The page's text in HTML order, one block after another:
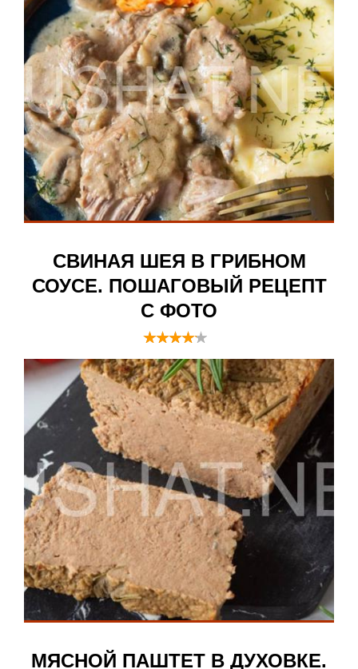
СВИНАЯ ШЕЯ В ГРИБНОМ
СОУСЕ. ПОШАГОВЫЙ РЕЦЕПТ
С ФОТО
МЯСНОЙ ПАШТЕТ В ДУХОВКЕ.